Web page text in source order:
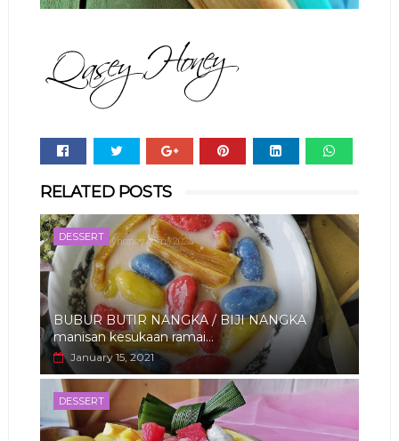
RELATED POSTS
DESSERT
BUBUR BUTIR NANGKA / BIJI NANGKA
manisan kesukaan ramai...
January 15, 2021
DESSERT